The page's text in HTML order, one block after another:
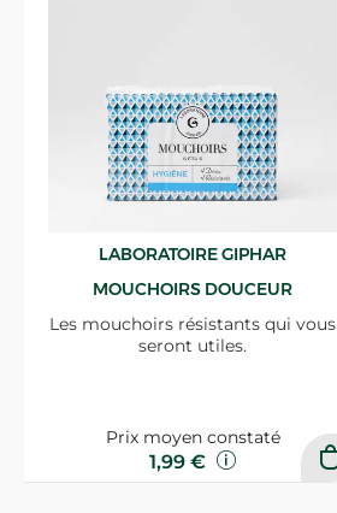
LABORATOIRE GIPHAR
MOUCHOIRS DOUCEUR
Les mouchoirs résistants qui vous
seront utiles.
Prix moyen constaté
1,99 €